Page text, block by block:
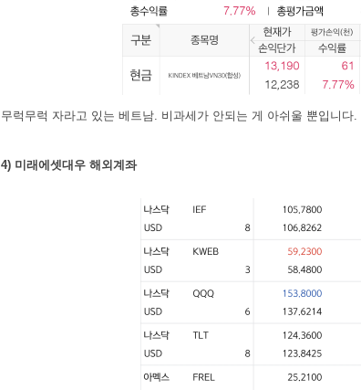
무럭무럭 자라고 있는 베트남. 비과세가 안되는 게 아쉬울 뿐입니다.
4) 미래에셋대우 해외계좌